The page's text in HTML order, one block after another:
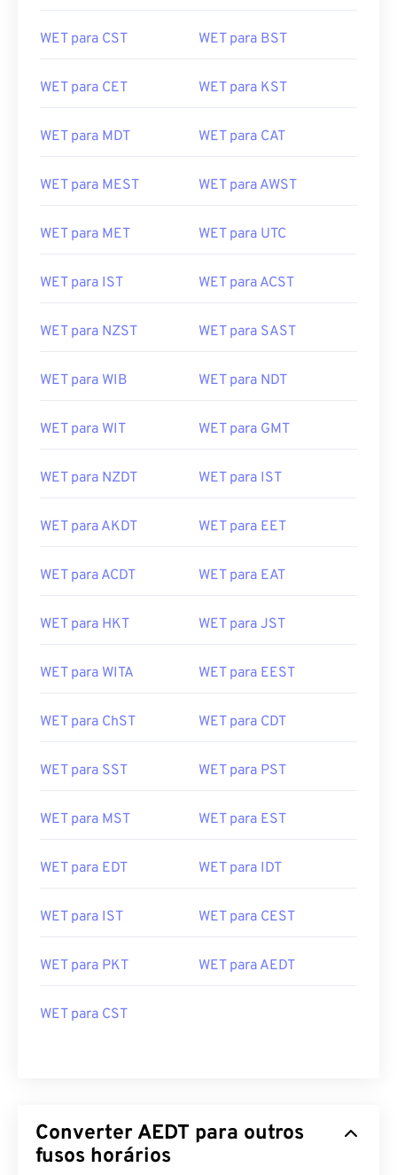
WET para CST WET para BST
WET para CET WET para KST
WET para MDT WET para CAT
WET para MEST WET para AWST
WET para MET WET para UTC
WET para IST WET para ACST
WET para NZST WET para SAST
WET para WIB WET para NDT
WET para WIT WET para GMT
WET para NZDT WET para IST
WET para AKDT WET para EET
WET para ACDT WET para EAT
WET para HKT WET para JST
WET para WITA WET para EEST
WET para ChST WET para CDT
WET para SST WET para PST
WET para MST WET para EST
WET para EDT WET para IDT
WET para IST WET para CEST
WET para PKT WET para AEDT
WET para CST
Converter AEDT para outros
fusos horários